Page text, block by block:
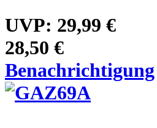
UVP: 29,99 €
28,50 €
Benachrichtigung